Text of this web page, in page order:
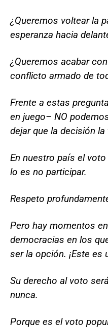
¿Queremos voltear la
esperanza hacia
¿Queremos acabar
conflicto armado de
Frente a estas
en juego– NO
dejar que la decisión
En nuestro país el
lo es no participar.
Respeto
Pero hay momentos
democracias en los
ser la opción. ¡Este es
Su derecho al voto
nunca.
Porque es el voto